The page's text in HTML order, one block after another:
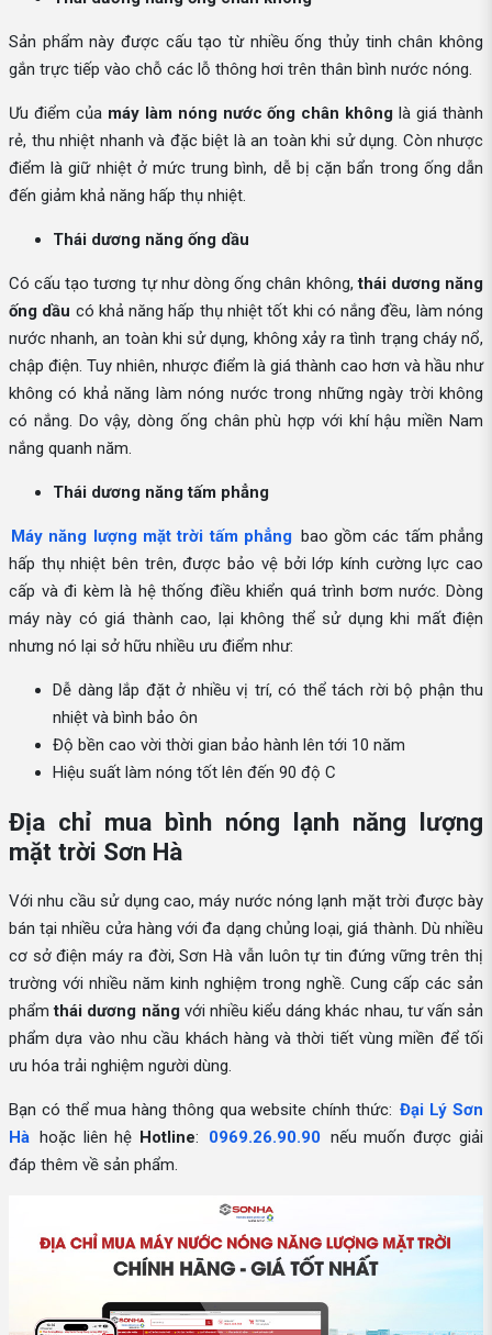
Sản phẩm này được cấu tạo từ nhiều ống thủy tinh chân không
gắn trực tiếp vào chỗ các lỗ thông hơi trên thân bình nước nóng.
Ưu điểm của máy làm nóng nước ống chân không là giá thành
rẻ, thu nhiệt nhanh và đặc biệt là an toàn khi sử dụng. Còn nhược
điểm là giữ nhiệt ở mức trung bình, dễ bị cặn bẩn trong ống dẫn
đến giảm khả năng hấp thụ nhiệt.
Thái dương năng ống dầu
Có cấu tạo tương tự như dòng ống chân không,thái dương năng
ống dầu có khả năng hấp thụ nhiệt tốt khi có nắng đều, làm nóng
nước nhanh, an toàn khi sử dụng, không xảy ra tình trạng cháy nổ,
chập điện. Tuy nhiên, nhược điểm là giá thành cao hơn và hầu như
không có khả năng làm nóng nước trong những ngày trời không
có nắng. Do vậy, dòng ống chân phù hợp với khí hậu miền Nam
nắng quanh năm.
Thái dương năng tấm phẳng
Máy năng lượng mặt trời tấm phẳng bao gồm các tấm phẳng
hấp thụ nhiệt bên trên, được bảo vệ bởi lớp kính cường lực cao
cấp và đi kèm là hệ thống điều khiển quá trình bơm nước. Dòng
máy này có giá thành cao, lại không thể sử dụng khi mất điện
nhưng nó lại sở hữu nhiều ưu điểm như:
Dễ dàng lắp đặt ở nhiều vị trí, có thể tách rời bộ phận thu
nhiệt và bình bảo ôn
Độ bền cao vời thời gian bảo hành lên tới 10 năm
Hiệu suất làm nóng tốt lên đến 90 độ C
Địa chỉ mua bình nóng lạnh năng lượng
mặt trời Sơn Hà
Với nhu cầu sử dụng cao, máy nước nóng lạnh mặt trời được bày
bán tại nhiều cửa hàng với đa dạng chủng loại, giá thành. Dù nhiều
cơ sở điện máy ra đời, Sơn Hà vẫn luôn tự tin đứng vững trên thị
trường với nhiều năm kinh nghiệm trong nghề. Cung cấp các sản
phẩmthái dương năngvới nhiều kiểu dáng khác nhau, tư vấn sản
phẩm dựa vào nhu cầu khách hàng và thời tiết vùng miền để tối
ưu hóa trải nghiệm người dùng.
Bạn có thể mua hàng thông qua website chính thức: Đại Lý Sơn
Hà hoặc liên hệ Hotline: 0969.26.90.90 nếu muốn được giải
đáp thêm về sản phẩm.